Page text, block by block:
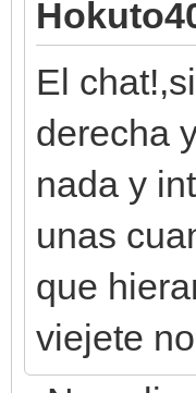
El
derecha
nada y
unas
que
viejete